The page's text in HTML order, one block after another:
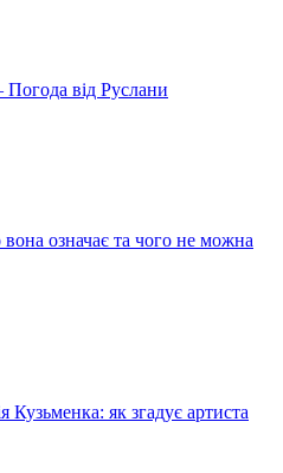
від Руслани
означає та чого не можна
Кузьменка: як згадує артиста